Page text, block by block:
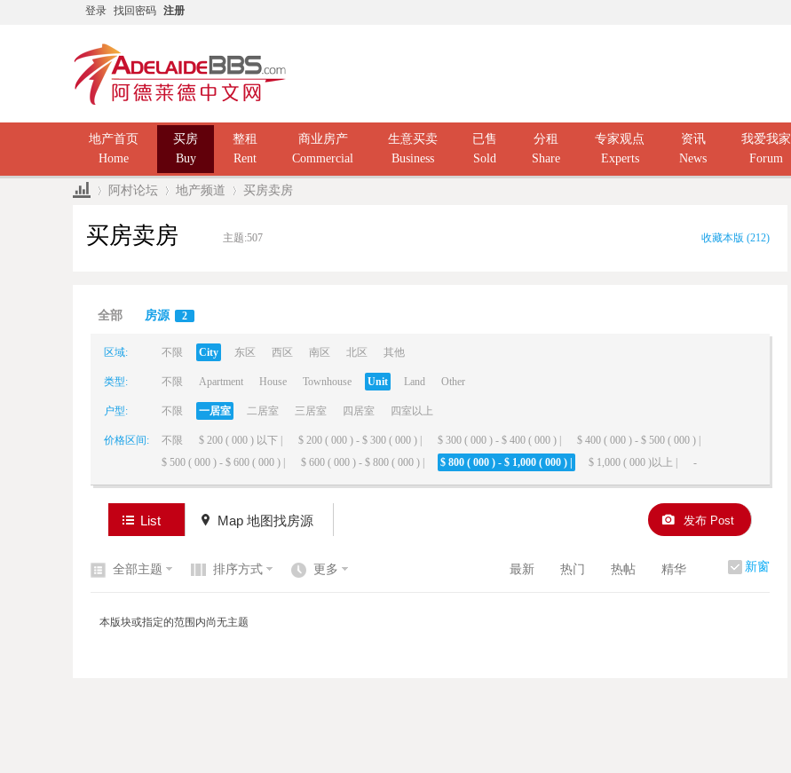
登录 找回密码 注册
地产首页
Home
买房
Buy
整租
Rent
商业房产
Commercial
生意买卖
Business
已售
Sold
分租
Share
专家观点
Experts
资讯
News
我爱我家
Forum
阿村论坛 地产频道 买房卖房
买房卖房 主题:507 收藏本版 (212)
全部 房源 2
区域: 不限 City 东区 西区 南区 北区 其他
类型: 不限 Apartment House Townhouse Unit Land Other
户型: 不限 一居室 二居室 三居室 四居室 四室以上
价格区间: 不限 $ 200 ( 000 ) 以下 | $ 200 ( 000 ) - $ 300 ( 000 ) | $ 300 ( 000 ) - $ 400 ( 000 ) |
$ 400 ( 000 ) - $ 500 ( 000 ) |
$ 500 ( 000 ) - $ 600 ( 000 ) |
$ 600 ( 000 ) - $ 800 ( 000 ) | $ 800 ( 000 ) - $ 1,000 ( 000 ) | $ 1,000 ( 000 )以上 | -
List Map 地图找房源 发布 Post
新窗
全部主题 排序方式 更多 最新 热门 热帖 精华
本版块或指定的范围内尚无主题